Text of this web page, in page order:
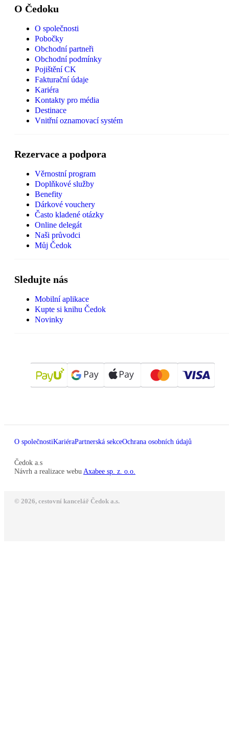
O Čedoku
O společnosti
Pobočky
Obchodní partneři
Obchodní podmínky
Pojištění CK
Fakturační údaje
Kariéra
Kontakty pro média
Destinace
Vnitřní oznamovací systém
Rezervace a podpora
Věrnostní program
Doplňkové služby
Benefity
Dárkové vouchery
Často kladené otázky
Online delegát
Naši průvodci
Můj Čedok
Sledujte nás
Mobilní aplikace
Kupte si knihu Čedok
Novinky
O společnostiKariéraPartnerská sekceOchrana osobních údajů
Čedok a.s
Návrh a realizace webu Axabee sp. z. o.o.
© 2026, cestovní kancelář Čedok a.s.